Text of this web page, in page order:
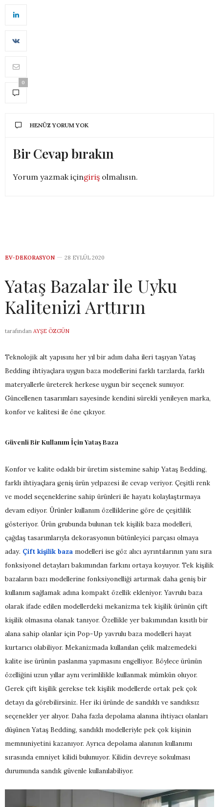
0
HENÜZ YORUM YOK
Bir Cevap bırakın
Yorum yazmak içingiriş olmalısın.
EV-DEKORASYON 28 EYLÜL 2020
Yataş Bazalar ile Uyku
Kalitenizi Arttırın
tarafından AYŞE ÖZGÜN
Teknolojik alt yapısını her yıl bir adım daha ileri taşıyan Yataş
Bedding ihtiyaçlara uygun baza modellerini farklı tarzlarda, farklı
materyallerle üreterek herkese uygun bir seçenek sunuyor.
Güncellenen tasarımları sayesinde kendini sürekli yenileyen marka,
konfor ve kalitesi ile öne çıkıyor.
Güvenli Bir Kullanım İçin Yataş Baza
Konfor ve kalite odaklı bir üretim sistemine sahip Yataş Bedding,
farklı ihtiyaçlara geniş ürün yelpazesi ile cevap veriyor. Çeşitli renk
ve model seçeneklerine sahip ürünleri ile hayatı kolaylaştırmaya
devam ediyor. Ürünler kullanım özelliklerine göre de çeşitlilik
gösteriyor. Ürün grubunda bulunan tek kişilik baza modelleri,
çağdaş tasarımlarıyla dekorasyonun bütünleyici parçası olmaya
aday. Çift kişilik baza modelleri ise göz alıcı ayrıntılarının yanı sıra
fonksiyonel detayları bakımından farkını ortaya koyuyor. Tek kişilik
bazaların bazı modellerine fonksiyonelliği artırmak daha geniş bir
kullanım sağlamak adına kompakt özellik ekleniyor. Yavrulu baza
olarak ifade edilen modellerdeki mekanizma tek kişilik ürünün çift
kişilik olmasına olanak tanıyor. Özellikle yer bakımından kısıtlı bir
alana sahip olanlar için Pop-Up yavrulu baza modelleri hayat
kurtarıcı olabiliyor. Mekanizmada kullanılan çelik malzemedeki
kalite ise ürünün paslanma yapmasını engelliyor. Böylece ürünün
özelliğini uzun yıllar aynı verimlilikle kullanmak mümkün oluyor.
Gerek çift kişilik gerekse tek kişilik modellerde ortak pek çok
detayı da görebilirsiniz. Her iki üründe de sandıklı ve sandıksız
seçenekler yer alıyor. Daha fazla depolama alanına ihtiyacı olanları
düşünen Yataş Bedding, sandıklı modelleriyle pek çok kişinin
memnuniyetini kazanıyor. Ayrıca depolama alanının kullanımı
sırasında emniyet kilidi bulunuyor. Kilidin devreye sokulması
durumunda sandık güvenle kullanılabiliyor.